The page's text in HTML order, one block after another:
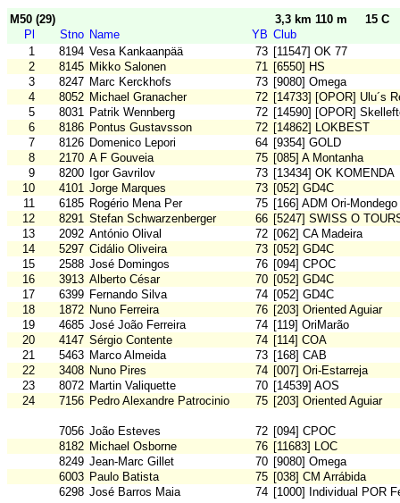
M50 (29) 3,3 km 110 m
15 C
Pl
Stno Name YB Club
1
8194 Vesa Kankaanpää 73 [11547] OK 77
2
8145 Mikko Salonen 71 [6550] HS
3
8247 Marc Kerckhofs 73 [9080] Omega
4
8052 Michael Granacher 72 [14733] [OPOR] Ulu´s
5
8031 Patrik Wennberg 72 [14590] [OPOR]
6
8186 Pontus Gustavsson 72 [14862] LOKBEST
7
8126 Domenico Lepori 64 [9354] GOLD
8
2170 A F Gouveia 75 [085] A Montanha
9
8200 Igor Gavrilov 73 [13434] OK KOMENDA
10
4101 Jorge Marques 73 [052] GD4C
11
6185 Rogério Mena Per 75 [166] ADM Ori-Mondego
12
8291 Stefan Schwarzenberger 66 [5247] SWISS O
13
2092 António Olival 72 [062] CA Madeira
14
5297 Cidálio Oliveira 73 [052] GD4C
15
2588 José Domingos 76 [094] CPOC
16
3913 Alberto César 70 [052] GD4C
17
6399 Fernando Silva 74 [052] GD4C
18
1872 Nuno Ferreira 76 [203] Oriented Aguiar
19
4685 José João Ferreira 74 [119] OriMarão
20
4147 Sérgio Contente 74 [114] COA
21
5463 Marco Almeida 73 [168] CAB
22
3408 Nuno Pires 74 [007] Ori-Estarreja
23
8072 Martin Valiquette 70 [14539] AOS
24
7156 Pedro Alexandre Patrocinio 75 [203] Oriented Aguiar
7056 João Esteves 72 [094] CPOC
8182 Michael Osborne 76 [11683] LOC
8249 Jean-Marc Gillet 70 [9080] Omega
6003 Paulo Batista 75 [038] CM Arrábida
6298 José Barros Maia 74 [1000] Individual POR